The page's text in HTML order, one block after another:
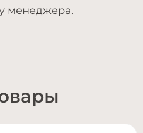
менеджера.